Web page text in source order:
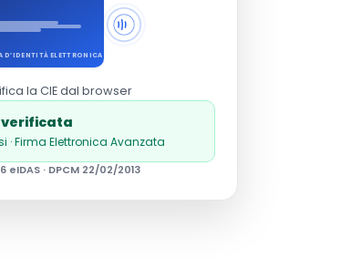
D’IDENTITÀ ELETTRONICA
la CIE dal browser
· Firma Elettronica Avanzata
eIDAS · DPCM 22/02/2013